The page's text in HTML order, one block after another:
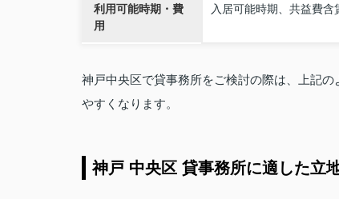
利用可能時期・費
用
入居可能時期、共益費
神戸中央区で貸事務所をご検討の際は、上記
やすくなります。
神戸 中央区 貸事務所に適した立